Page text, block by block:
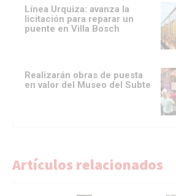
Línea Urquiza: avanza la
licitación para reparar un
puente en Villa Bosch
Realizarán obras de puesta
en valor del Museo del Subte
Artículos relacionados